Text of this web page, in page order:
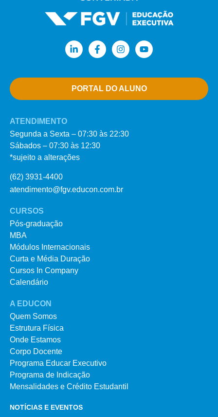
PORTAL DO ALUNO
ATENDIMENTO
Segunda a Sexta – 07:30 às 22:30
Sábados – 07:30 às 12:30
*sujeito a alterações
(62) 3931-4400
atendimento@fgv.educon.com.br
CURSOS
Pós-graduação
MBA
Módulos Internacionais
Curta e Média Duração
Cursos In Company
Calendário
A EDUCON
Quem Somos
Estrutura Física
Onde Estamos
Corpo Docente
Programa Educar Executivo
Programa de Indicação
Mensalidades e Crédito Estudantil
NOTÍCIAS E EVENTOS